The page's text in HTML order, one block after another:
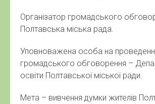
Організатор громадського
Полтавська міська рада.
Уповноважена особа на
громадського обговорення –
освіти Полтавської міської ради.
Мета – вивчення думки жителів